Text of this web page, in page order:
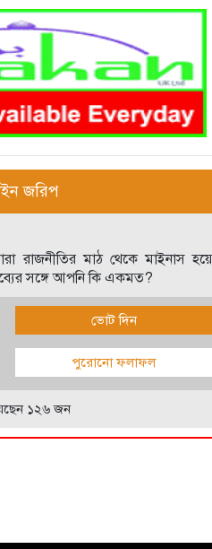
জরিপ
রাজনীতির মাঠ থেকে মাইনাস হয়ে
সঙ্গে আপনি কি একমত?
ভোট দিন
পুরোনো ফলাফল
১২৬ জন